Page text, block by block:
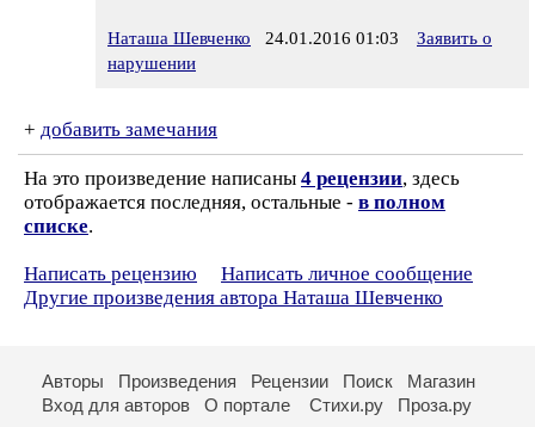
Наташа Шевченко 24.01.2016 01:03
Заявить о
нарушении
+ добавить замечания
На это произведение написаны 4 рецензии, здесь
отображается последняя, остальные - в полном
списке.
Написать рецензию
Написать личное сообщение
Другие произведения автора Наташа Шевченко
Авторы Произведения Рецензии Поиск
Магазин
Вход для авторов
О портале Стихи.ру Проза.ру